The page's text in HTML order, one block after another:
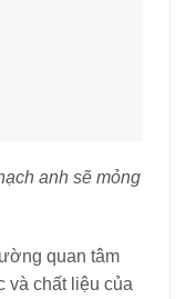
anh sẽ mỏng
quan tâm
và chất liệu của